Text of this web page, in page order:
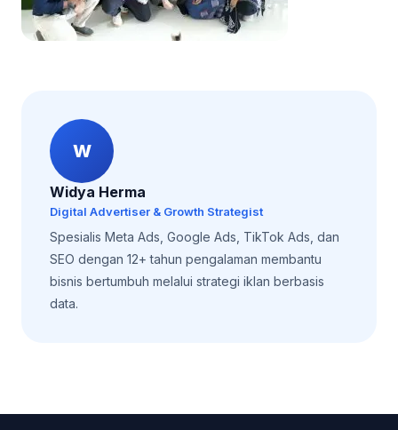
W
Widya Herma
Digital Advertiser & Growth Strategist
Spesialis Meta Ads, Google Ads, TikTok Ads, dan
SEO dengan 12+ tahun pengalaman membantu
bisnis bertumbuh melalui strategi iklan berbasis
data.